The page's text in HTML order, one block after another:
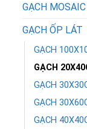
GẠCH
GẠCH ỐP LÁT
GẠCH
GẠCH
GẠCH
GẠCH
GẠCH